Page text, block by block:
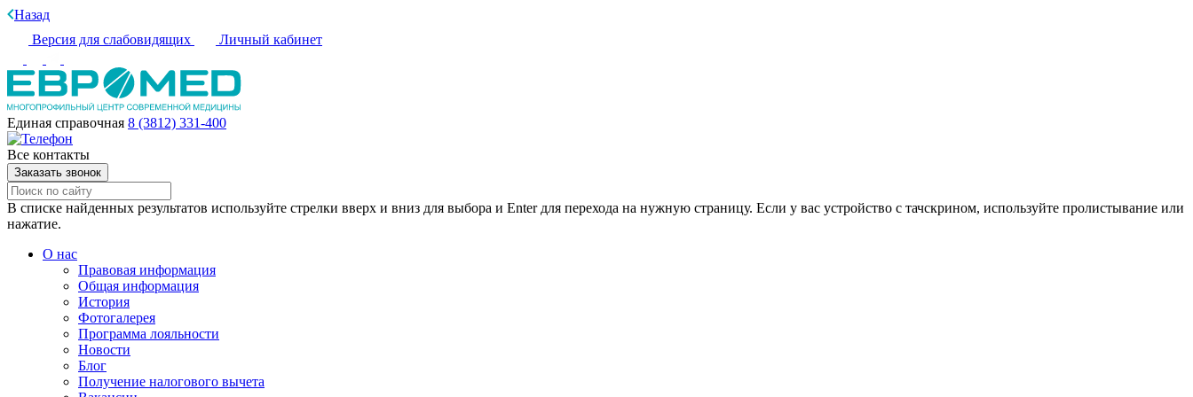
Назад
Версия для слабовидящих
Личный кабинет
Единая справочная 8 (3812) 331-400
Все контакты
Заказать звонок
В списке найденных результатов используйте стрелки вверх и вниз для выбора и Enter для перехода на нужную страницу. Если у вас устройство с тачскрином, используйте пролистывание или
нажатие.
О нас
Правовая информация
Общая информация
История
Фотогалерея
Программа лояльности
Новости
Блог
Получение налогового вычета